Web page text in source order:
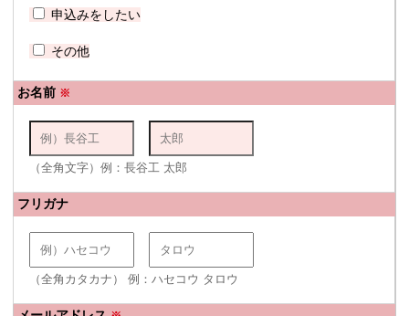
申込みをしたい
その他
お名前 ※
（全角文字）例：長谷工 太郎
フリガナ
（全角カタカナ） 例：ハセコウ タロウ